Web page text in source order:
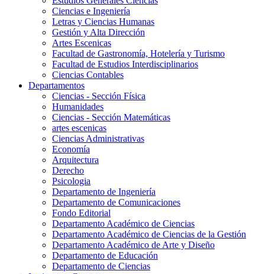
Ciencias e Ingeniería
Letras y Ciencias Humanas
Gestión y Alta Dirección
Artes Escenicas
Facultad de Gastronomía, Hotelería y Turismo
Facultad de Estudios Interdisciplinarios
Ciencias Contables
Departamentos
Ciencias - Sección Física
Humanidades
Ciencias - Sección Matemáticas
artes escenicas
Ciencias Administrativas
Economía
Arquitectura
Derecho
Psicologia
Departamento de Ingeniería
Departamento de Comunicaciones
Fondo Editorial
Departamento Académico de Ciencias
Departamento Académico de Ciencias de la Gestión
Departamento Académico de Arte y Diseño
Departamento de Educación
Departamento de Ciencias